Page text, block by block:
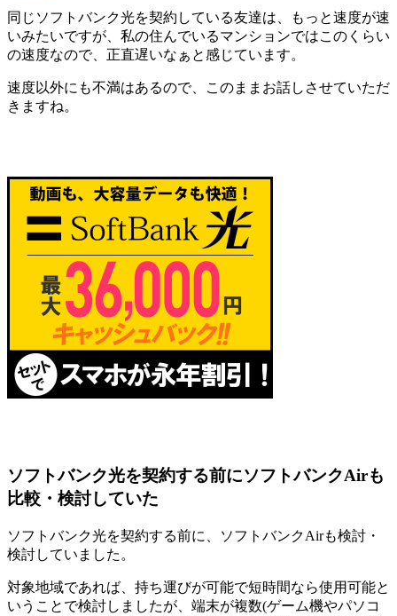
同じソフトバンク光を契約している友達は、もっと速度が速
いみたいですが、私の住んでいるマンションではこのくらい
の速度なので、正直遅いなぁと感じています。
速度以外にも不満はあるので、このままお話しさせていただ
きますね。
ソフトバンク光を契約する前にソフトバンクAirも
比較・検討していた
ソフトバンク光を契約する前に、ソフトバンクAirも検討・
検討していました。
対象地域であれば、持ち運びが可能で短時間なら使用可能と
いうことで検討しましたが、端末が複数(ゲーム機やパソコ